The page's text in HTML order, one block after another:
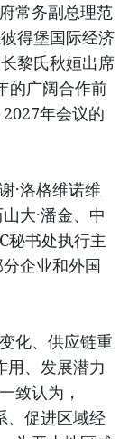
常务副总理范
得堡国际经济
黎氏秋姮出席
的广阔合作前
年会议的
·洛格维诺维
大·潘金、中
秘书处执行主
企业和外国
化、供应链重
用、发展潜力
致认为，
、促进区域经